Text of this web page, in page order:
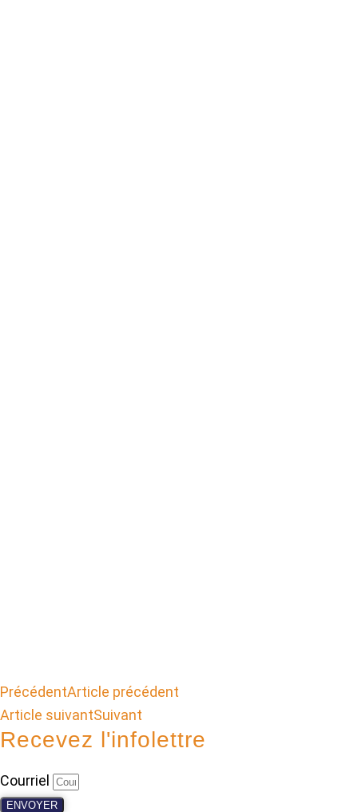
PrécédentArticle précédent
Article suivantSuivant
Recevez l'infolettre
Courriel
ENVOYER